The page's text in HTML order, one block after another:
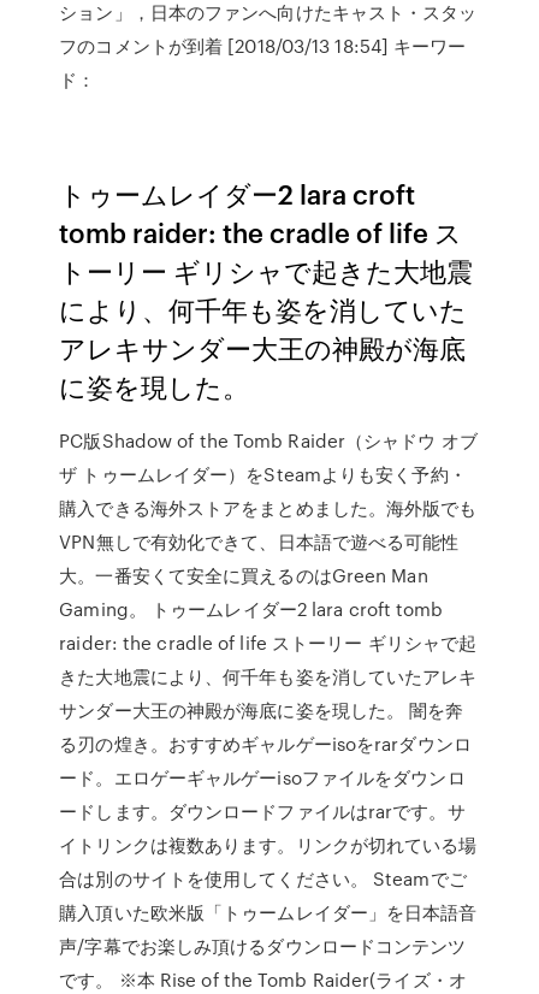
ション」，日本のファンへ向けたキャスト・スタッ
フのコメントが到着 [2018/03/13 18:54] キーワー
ド：
トゥームレイダー2 lara croft
tomb raider: the cradle of life ス
トーリー ギリシャで起きた大地震
により、何千年も姿を消していた
アレキサンダー大王の神殿が海底
に姿を現した。
PC版Shadow of the Tomb Raider（シャドウ オブ
ザ トゥームレイダー）をSteamよりも安く予約・
購入できる海外ストアをまとめました。海外版でも
VPN無しで有効化できて、日本語で遊べる可能性
大。一番安くて安全に買えるのはGreen Man
Gaming。 トゥームレイダー2 lara croft tomb
raider: the cradle of life ストーリー ギリシャで起
きた大地震により、何千年も姿を消していたアレキ
サンダー大王の神殿が海底に姿を現した。 闇を奔
る刃の煌き。おすすめギャルゲーisoをrarダウンロ
ード。エロゲーギャルゲーisoファイルをダウンロ
ードします。ダウンロードファイルはrarです。サ
イトリンクは複数あります。リンクが切れている場
合は別のサイトを使用してください。 Steamでご
購入頂いた欧米版「トゥームレイダー」を日本語音
声/字幕でお楽しみ頂けるダウンロードコンテンツ
です。 ※本 Rise of the Tomb Raider(ライズ・オ